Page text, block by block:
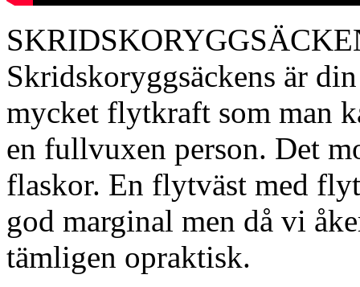
Skridskoryggsäckens är
mycket flytkraft som man
en fullvuxen person. Det
flaskor. En flytväst med
god marginal men då vi
tämligen opraktisk.